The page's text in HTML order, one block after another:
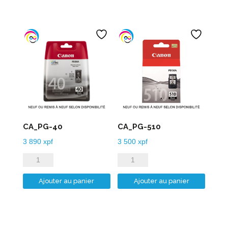
CA_PG-40
3 890 xpf
quantité
de
CA_PG-
Ajouter au panier
CA_PG-510
3 500xpf
quantité
de
CA_PG-
Ajouter au panier